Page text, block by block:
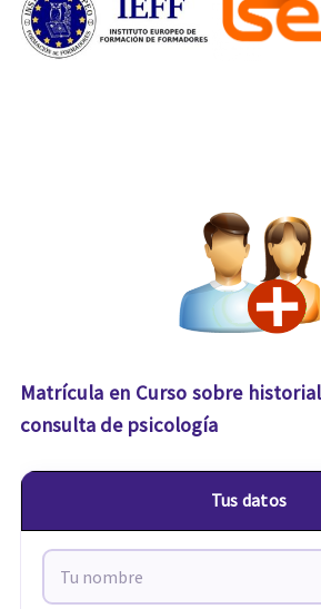
Matrícula en Curso sobre
consulta de psicología
Tus datos